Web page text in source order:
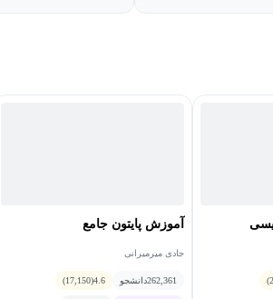
دقیق آن‌ها با روش‌های معمول ریاضی مقدور
آموزش پایتون جامع
جادی میرمیرانی
262,361دانشجو 4.6
(17,150)